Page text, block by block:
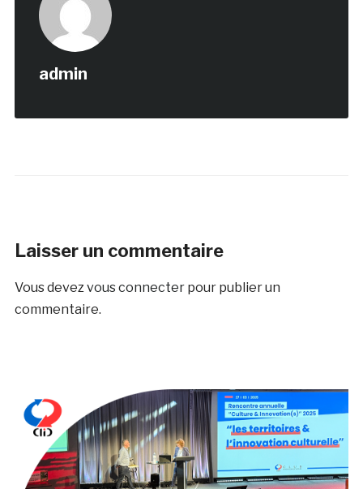
admin
Laisser un commentaire
Vous devezvous connecterpour publier un
commentaire.